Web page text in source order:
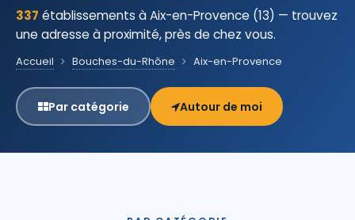
337 établissements à Aix-en-Provence (13) — trouvez
une adresse à proximité, près de chez vous.
Accueil Bouches-du-Rhône Aix-en-Provence
Par catégorie Autour de moi